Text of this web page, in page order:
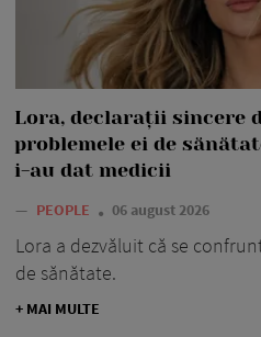
Lora, declarații sincere
problemele ei de
i-au dat medicii
— PEOPLE 06 august 2026
Lora a dezvăluit că se
de sănătate.
+ MAI MULTE